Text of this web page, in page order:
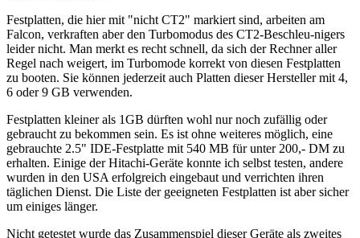
Festplatten, die hier mit "nicht CT2" markiert sind, arbeiten am
Falcon, verkraften aber den Turbomodus des CT2-Beschleu-nigers
leider nicht. Man merkt es recht schnell, da sich der Rechner aller
Regel nach weigert, im Turbomode korrekt von diesen Festplatten
zu booten. Sie können jederzeit auch Platten dieser Hersteller mit 4,
6 oder 9 GB verwenden.
Festplatten kleiner als 1GB dürften wohl nur noch zufällig oder
gebraucht zu bekommen sein. Es ist ohne weiteres möglich, eine
gebrauchte 2.5" IDE-Festplatte mit 540 MB für unter 200,- DM zu
erhalten. Einige der Hitachi-Geräte konnte ich selbst testen, andere
wurden in den USA erfolgreich eingebaut und verrichten ihren
täglichen Dienst. Die Liste der geeigneten Festplatten ist aber sicher
um einiges länger.
Nicht getestet wurde das Zusammenspiel dieser Geräte als zweites